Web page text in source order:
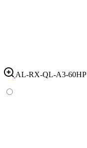
AL-RX-QL-A3-60HP